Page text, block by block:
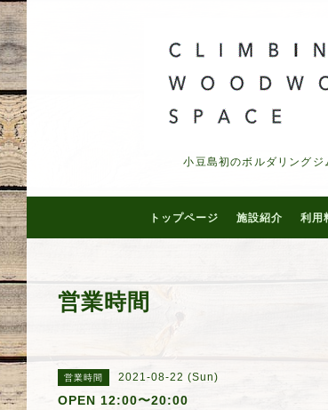
小豆島初のボルダリングジ
トップページ 施設紹介 利用
営業時間
営業時間 2021-08-22 (Sun)
OPEN 12:00〜20:00